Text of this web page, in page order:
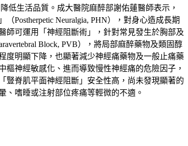
低生活品質。成大醫院麻醉部謝佑蓮醫師表示，
Postherpetic Neuralgia, PHN），對身心造成長期
師可運用「神經阻斷術」，針對常見發生於胸部及
Block, PVB），將局部麻醉藥物及類固醇
度明顯下降，也顯著減少神經痛藥物及一般止痛藥
神經敏感化、進而導致慢性神經痛的危險因子，
豎脊肌平面神經阻斷」安全性高，尚未發現顯著的
、嗜睡或注射部位疼痛等輕微的不適。